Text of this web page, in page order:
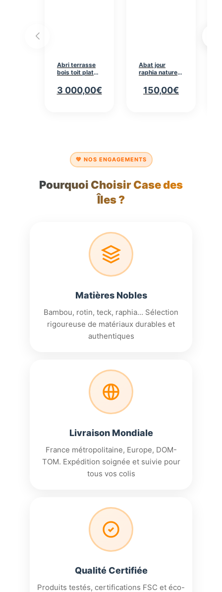
Abri terrasse
bois toit plat
OM35350
3 000,00€
Abat jour
raphia naturel
diamètre 35cm
150,00€
💚 NOS ENGAGEMENTS
Pourquoi Choisir Case des
Îles ?
Matières Nobles
Bambou, rotin, teck, raphia... Sélection
rigoureuse de matériaux durables et
authentiques
Livraison Mondiale
France métropolitaine, Europe, DOM-
TOM. Expédition soignée et suivie pour
tous vos colis
Qualité Certifiée
Produits testés, certifications FSC et éco-